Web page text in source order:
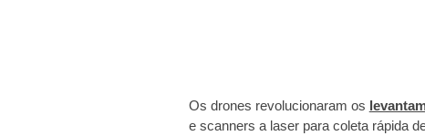
Os drones revolucionaram os
e scanners a laser para coleta rápida